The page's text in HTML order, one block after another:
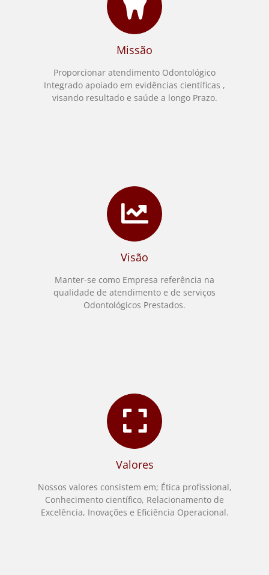
Missão
Proporcionar atendimento Odontológico
Integrado apoiado em evidências científicas ,
visando resultado e saúde a longo Prazo.
Visão
Manter-se como Empresa referência na
qualidade de atendimento e de serviços
Odontológicos Prestados.
Valores
Nossos valores consistem em; Ética profissional,
Conhecimento científico, Relacionamento de
Excelência, Inovações e Eficiência Operacional.